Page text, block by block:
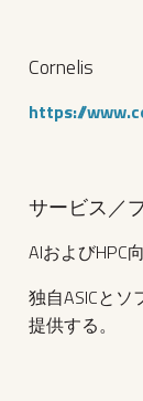
Cornelis
https://
サービス／
AIおよびHPC
独自ASICと
提供する。